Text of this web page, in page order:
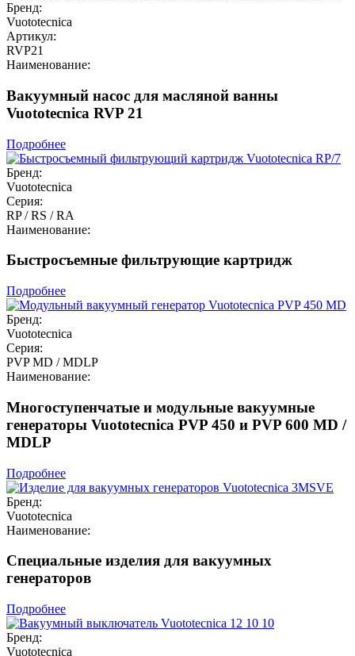
Бренд:
Vuototecnica
Артикул:
RVP21
Наименование:
Вакуумный насос для масляной ванны
Vuototecnica RVP 21
Подробнее
Бренд:
Vuototecnica
Серия:
RP / RS / RA
Наименование:
Быстросъемные фильтрующие картридж
Подробнее
Бренд:
Vuototecnica
Серия:
PVP MD / MDLP
Наименование:
Многоступенчатые и модульные вакуумные
генераторы Vuototecnica PVP 450 и PVP 600 MD /
MDLP
Подробнее
Бренд:
Vuototecnica
Наименование:
Специальные изделия для вакуумных
генераторов
Подробнее
Бренд:
Vuototecnica